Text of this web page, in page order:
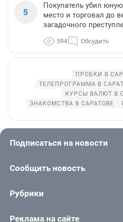
5
Покупатель убил
место и торговал до
загадочного
594 Обсудить
ПРОБКИ В
ТЕЛЕПРОГРАММА В
КУРСЫ ВАЛЮТ В
ЗНАКОМСТВА В САРАТОВЕ
Подписаться на новости
Сообщить новость
Рубрики
Реклама на сайте